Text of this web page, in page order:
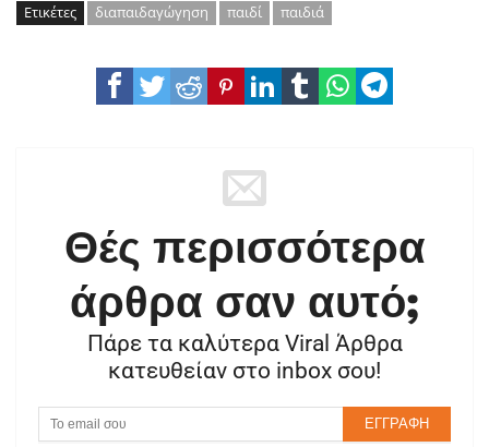
Ετικέτες διαπαιδαγώγηση παιδί παιδιά
Θές περισσότερα
άρθρα σαν αυτό;
Πάρε τα καλύτερα Viral Άρθρα
κατευθείαν στο inbox σου!